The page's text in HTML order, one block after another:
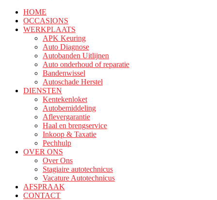
HOME
OCCASIONS
WERKPLAATS
APK Keuring
Auto Diagnose
Autobanden Uitlijnen
Auto onderhoud of reparatie
Bandenwissel
Autoschade Herstel
DIENSTEN
Kentekenloket
Autobemiddeling
Aflevergarantie
Haal en brengservice
Inkoop & Taxatie
Pechhulp
OVER ONS
Over Ons
Stagiaire autotechnicus
Vacature Autotechnicus
AFSPRAAK
CONTACT